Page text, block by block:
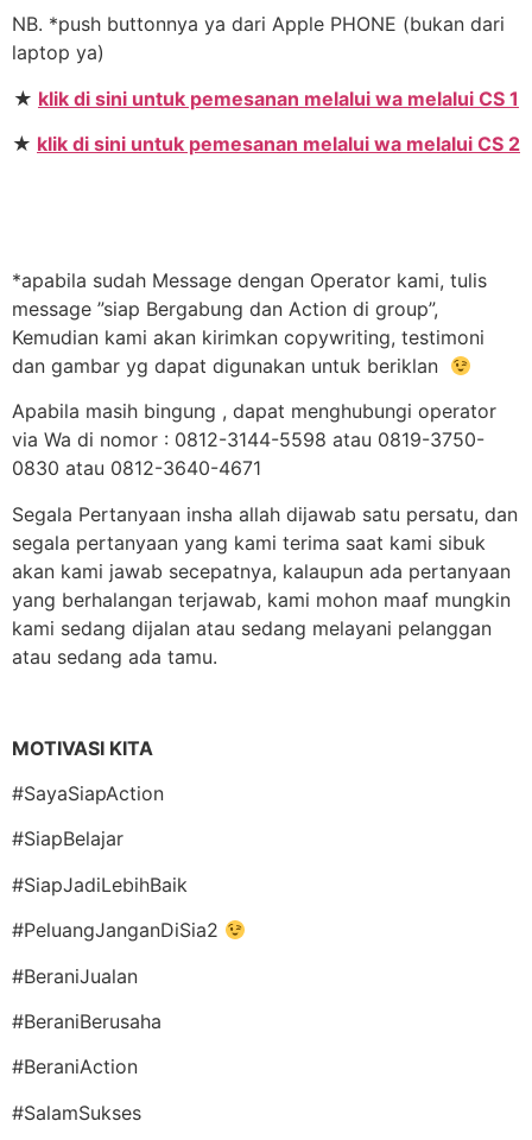
NB. *push buttonnya ya dari Apple PHONE (bukan dari
laptop ya)
★ klik di sini untuk pemesanan melalui wa melalui CS 1
★ klik di sini untuk pemesanan melalui wa melalui CS 2
*apabila sudah Message dengan Operator kami, tulis
message ”siap Bergabung dan Action di group”,
Kemudian kami akan kirimkan copywriting, testimoni
dan gambar yg dapat digunakan untuk beriklan
Apabila masih bingung , dapat menghubungi operator
via Wa di nomor : 0812-3144-5598 atau 0819-3750-
0830 atau 0812-3640-4671
Segala Pertanyaan insha allah dijawab satu persatu, dan
segala pertanyaan yang kami terima saat kami sibuk
akan kami jawab secepatnya, kalaupun ada pertanyaan
yang berhalangan terjawab, kami mohon maaf mungkin
kami sedang dijalan atau sedang melayani pelanggan
atau sedang ada tamu.
MOTIVASI KITA
#SayaSiapAction
#SiapBelajar
#SiapJadiLebihBaik
#PeluangJanganDiSia2
#BeraniJualan
#BeraniBerusaha
#BeraniAction
#SalamSukses